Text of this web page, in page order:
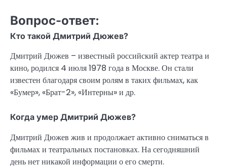
Вопрос-ответ:
Кто такой Дмитрий Дюжев?
Дмитрий Дюжев – известный российский актер театра и
кино, родился 4 июля 1978 года в Москве. Он стали
известен благодаря своим ролям в таких фильмах, как
«Бумер», «Брат-2», «Интерны» и др.
Когда умер Дмитрий Дюжев?
Дмитрий Дюжев жив и продолжает активно сниматься в
фильмах и театральных постановках. На сегодняшний
день нет никакой информации о его смерти.